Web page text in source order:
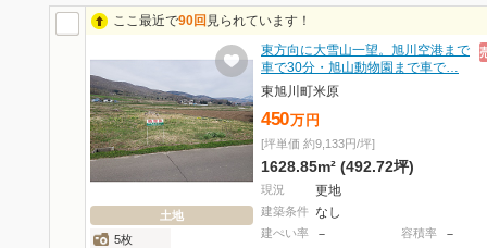
ここ最近で90回 見られています！
土地
5枚
東方向に大雪山一望。旭川空港まで
車で30分・旭山動物園まで車で…
東旭川町米原
450万 円
[坪単価 約9,133円/坪]
1628.85m² (492.72坪)
現況 更地
建築条件 なし
建ぺい率 － 容積率 －